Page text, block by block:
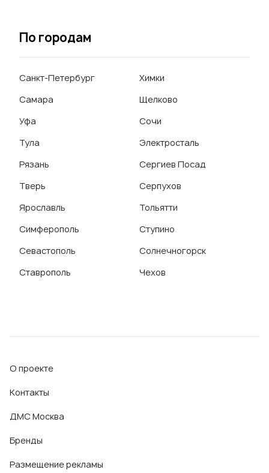
По городам
Санкт-Петербург
Самара
Уфа
Тула
Рязань
Тверь
Ярославль
Симферополь
Севастополь
Ставрополь
Химки
Щелково
Сочи
Электросталь
Сергиев Посад
Серпухов
Тольятти
Ступино
Солнечногорск
Чехов
О проекте
Контакты
ДМС Москва
Бренды
Размещение рекламы